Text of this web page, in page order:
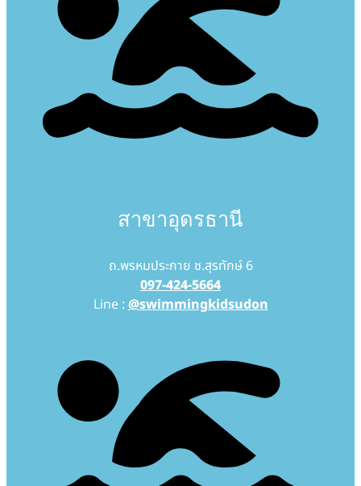
สาขาอุดรธานี
ถ.พรหมประกาย ซ.สุรทักษ์ 6
097-424-5664
Line :@swimmingkidsudon